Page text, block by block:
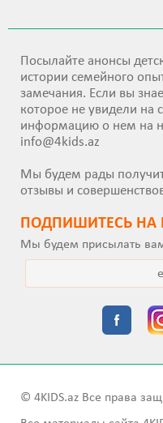
Посылайте анонсы
истории семейного
замечания. Если вы
которое не увидели на
информацию о нем на
info@4kids.az
Мы будем рады
отзывы и
ПОДПИШИТEСЬ НА
Мы будем присылать
© 4KIDS.az Все права